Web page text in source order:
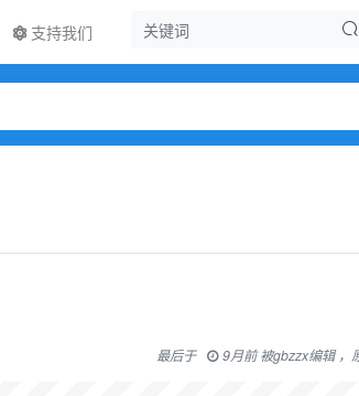
支持我们
最后于 9月前 被gbzzx编辑 ，